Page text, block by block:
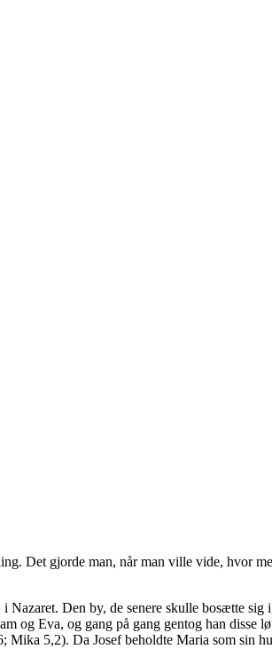
Det gjorde man, når man ville vide, hvor
Den by, de senere skulle bosætte
og Eva, og gang på gang gentog han disse
5,2). Da Josef beholdte Maria som sin